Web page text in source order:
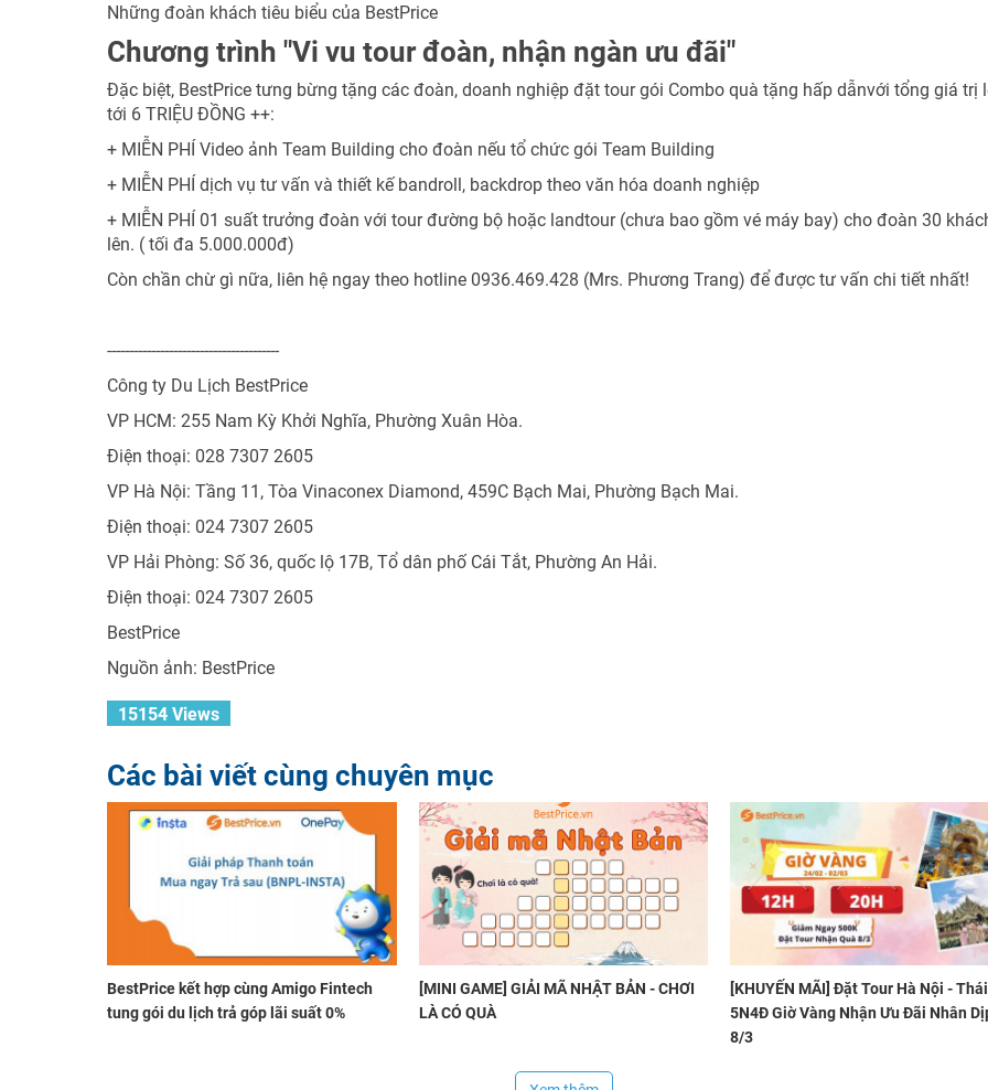
Những đoàn khách tiêu biểu của BestPrice
Chương trình "Vi vu tour đoàn, nhận ngàn ưu đãi"
Đặc biệt, BestPrice tưng bừng tặng các đoàn, doanh nghiệp đặt tour gói Combo quà tặng hấp dẫnvới tổng giá trị
tới 6 TRIỆU ĐỒNG ++:
+ MIỄN PHÍ Video ảnh Team Building cho đoàn nếu tổ chức gói Team Building
+ MIỄN PHÍ dịch vụ tư vấn và thiết kế bandroll, backdrop theo văn hóa doanh nghiệp
+ MIỄN PHÍ 01 suất trưởng đoàn với tour đường bộ hoặc landtour (chưa bao gồm vé máy bay) cho đoàn 30
lên. ( tối đa 5.000.000đ)
Còn chần chừ gì nữa, liên hệ ngay theo hotline 0936.469.428 (Mrs. Phương Trang) để được tư vấn chi tiết nhất!
---------------------------------------
Công ty Du Lịch BestPrice
VP HCM: 255 Nam Kỳ Khởi Nghĩa, Phường Xuân Hòa.
Điện thoại: 028 7307 2605
VP Hà Nội: Tầng 11, Tòa Vinaconex Diamond, 459C Bạch Mai, Phường Bạch Mai.
Điện thoại: 024 7307 2605
VP Hải Phòng: Số 36, quốc lộ 17B, Tổ dân phố Cái Tắt, Phường An Hải.
Điện thoại: 024 7307 2605
BestPrice
Nguồn ảnh: BestPrice
15154 Views
Các bài viết cùng chuyên mục
BestPrice kết hợp cùng Amigo Fintech
tung gói du lịch trả góp lãi suất 0%
[MINI GAME] GIẢI MÃ NHẬT BẢN - CHƠI
LÀ CÓ QUÀ
[KHUYẾN MÃI] Đặt Tour Hà Nội -
5N4Đ Giờ Vàng Nhận Ưu Đãi Nhân
8/3